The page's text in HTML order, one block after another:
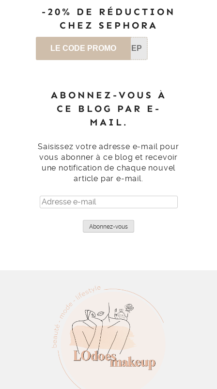
-20% DE RÉDUCTION
CHEZ SEPHORA
LE CODE PROMO SEP
ABONNEZ-VOUS À
CE BLOG PAR E-
MAIL.
Saisissez votre adresse e-mail pour
vous abonner à ce blog et recevoir
une notification de chaque nouvel
article par e-mail.
Adresse
e-
Abonnez-vous